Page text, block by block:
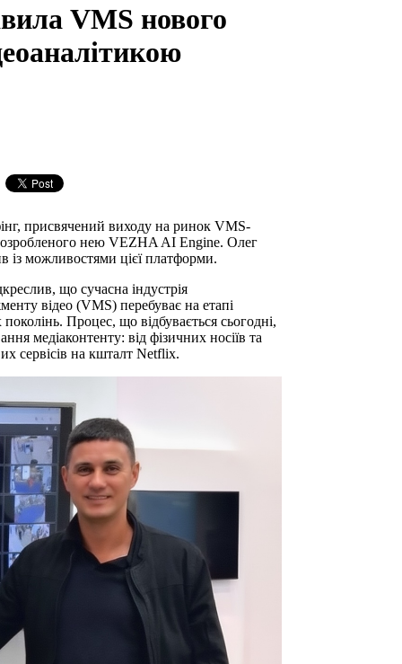
VMS нового
присвячений виходу на ринок VMS-
нею VEZHA AI Engine. Олег
можливостями цієї платформи.
що сучасна індустрія
відео (VMS) перебуває на етапі
Процес, що відбувається сьогодні,
медіаконтенту: від фізичних носіїв та
сервісів на кшталт Netflix.